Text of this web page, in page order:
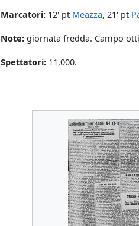
Marcatori: 12' pt Meazza, 21' pt
Note: giornata fredda. Campo
Spettatori: 11.000.